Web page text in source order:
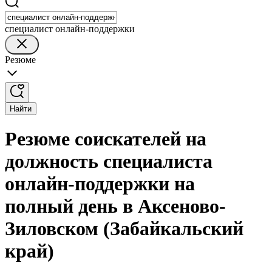
специалист онлайн-поддержки
Резюме
Найти
Резюме соискателей на
должность специалиста
онлайн-поддержки на
полный день в Аксеново-
Зиловском (Забайкальский
край)